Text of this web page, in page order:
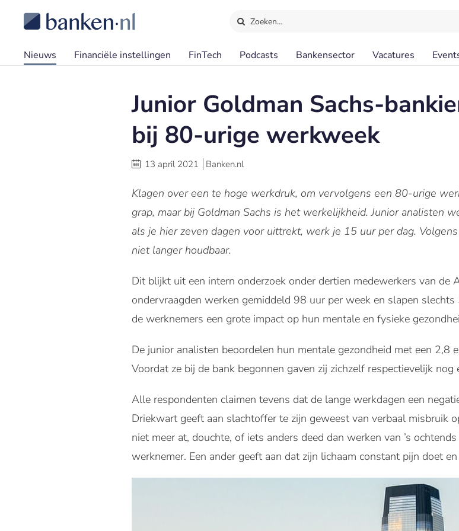
Zoeken…
Nieuws Financiële instellingen FinTech Podcasts Bankensector Vacatures
Junior Goldman Sachs-
bij 80-urige werkweek
13 april 2021 Banken.nl
Klagen over een te hoge werkdruk, om vervolgens een 80-urige
grap, maar bij Goldman Sachs is het werkelijkheid. Junior analisten
als je hier zeven dagen voor uittrekt, werk je 15 uur per dag.
niet langer houdbaar.
Dit blijkt uit een intern onderzoek onder dertien medewerkers van de
ondervraagden werken gemiddeld 98 uur per week en slapen
de werknemers een grote impact op hun mentale en fysieke
De junior analisten beoordelen hun mentale gezondheid met een 2,8
Voordat ze bij de bank begonnen gaven zij zichzelf respectievelijk nog
Alle respondenten claimen tevens dat de lange werkdagen een
Driekwart geeft aan slachtoffer te zijn geweest van verbaal misbruik
niet meer at, douchte, of iets anders deed dan werken van ’s
werknemer. Een ander geeft aan dat zijn lichaam constant pijn doet